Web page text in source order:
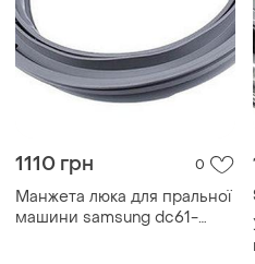
1110 грн 0
Манжета люка для пральної
машини samsung dc61-